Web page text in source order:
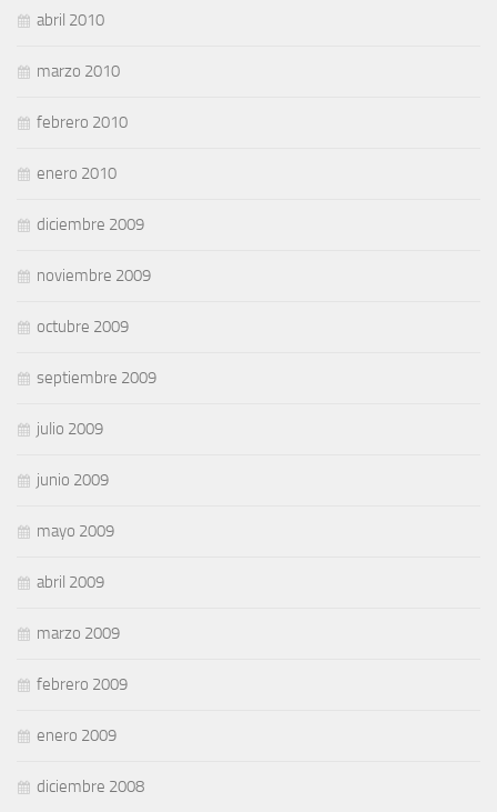
abril 2010
marzo 2010
febrero 2010
enero 2010
diciembre 2009
noviembre 2009
octubre 2009
septiembre 2009
julio 2009
junio 2009
mayo 2009
abril 2009
marzo 2009
febrero 2009
enero 2009
diciembre 2008